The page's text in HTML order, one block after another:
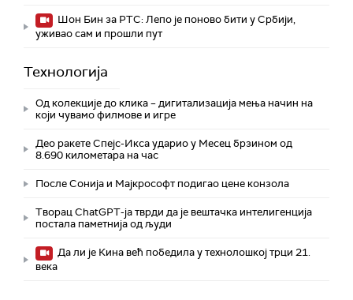
Шон Бин за РТС: Лепо је поново бити у Србији,
уживао сам и прошли пут
Технологијa
Од колекције до клика – дигитализација мења начин на
који чувамо филмове и игре
Део ракете Спејс-Икса ударио у Месец брзином од
8.690 километара на час
После Сонија и Мајкрософт подигао цене конзола
Творац ChatGPT-ја тврди да је вештачка интелигенција
постала паметнија од људи
Да ли је Кина већ победила у технолошкој трци 21.
века